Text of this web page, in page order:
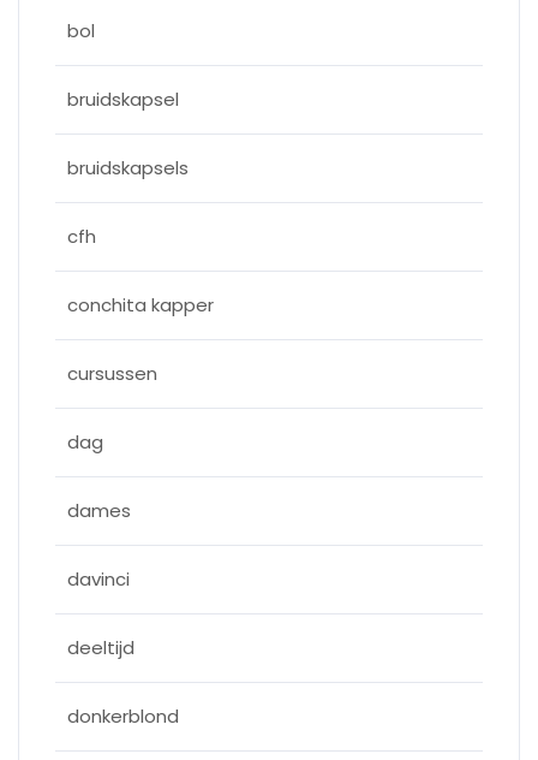
bol
bruidskapsel
bruidskapsels
cfh
conchita kapper
cursussen
dag
dames
davinci
deeltijd
donkerblond